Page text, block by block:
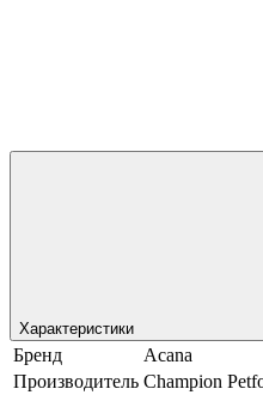
Характеристики
Бренд
Acana
Производитель Champion